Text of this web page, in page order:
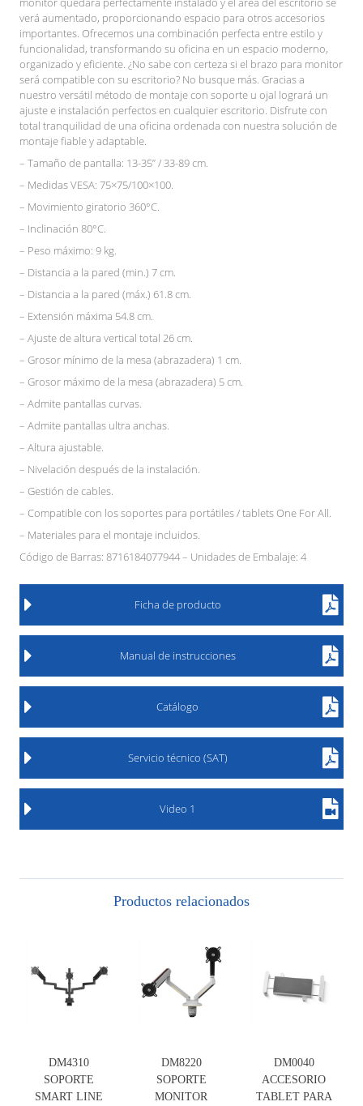
verá aumentado, proporcionando espacio para otros accesorios
importantes. Ofrecemos una combinación perfecta entre estilo y
funcionalidad, transformando su oficina en un espacio moderno,
organizado y eficiente. ¿No sabe con certeza si el brazo para monitor
será compatible con su escritorio? No busque más. Gracias a
nuestro versátil método de montaje con soporte u ojal logrará un
ajuste e instalación perfectos en cualquier escritorio. Disfrute con
total tranquilidad de una oficina ordenada con nuestra solución de
montaje fiable y adaptable.
– Tamaño de pantalla: 13-35” / 33-89 cm.
– Medidas VESA: 75×75/100×100.
– Movimiento giratorio 360°C.
– Inclinación 80°C.
– Peso máximo: 9 kg.
– Distancia a la pared (min.) 7 cm.
– Distancia a la pared (máx.) 61.8 cm.
– Extensión máxima 54.8 cm.
– Ajuste de altura vertical total 26 cm.
– Grosor mínimo de la mesa (abrazadera) 1 cm.
– Grosor máximo de la mesa (abrazadera) 5 cm.
– Admite pantallas curvas.
– Admite pantallas ultra anchas.
– Altura ajustable.
– Nivelación después de la instalación.
– Gestión de cables.
– Compatible con los soportes para portátiles / tablets One For All.
– Materiales para el montaje incluidos.
Código de Barras: 8716184077944 – Unidades de Embalaje: 4
Ficha de producto
Manual de instrucciones
Catálogo
Servicio técnico (SAT)
Video 1
Productos relacionados
DM4310
SOPORTE
SMART LINE
DM8220
SOPORTE
MONITOR
DM0040
ACCESORIO
TABLET PARA